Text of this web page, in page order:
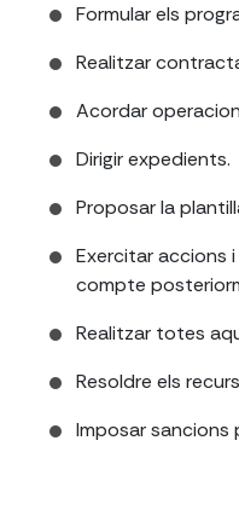
Formular els
Realitzar
Acordar
Dirigir expedients.
Proposar la
Exercitar accions
compte
Realitzar totes
Resoldre els
Imposar sancions